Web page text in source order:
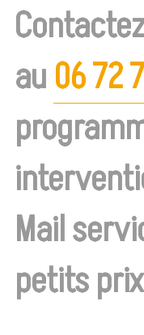
au06 72
Mail
petits